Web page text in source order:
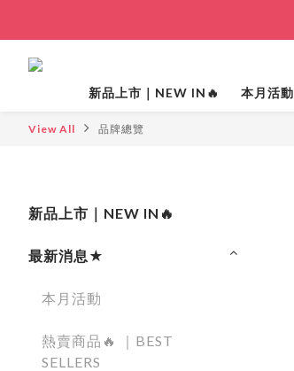
新品上市｜NEW IN🔥 本月活動
View All 品牌總覽
新品上市｜NEW IN🔥
最新消息★
本月活動
熱賣商品🔥 ｜BEST
SELLERS